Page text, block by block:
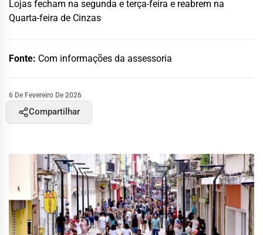
Lojas fecham na segunda e terça-feira e reabrem na
Quarta-feira de Cinzas
Fonte: Com informações da assessoria
6 De Fevereiro De 2026
Compartilhar